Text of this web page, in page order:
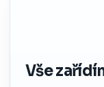
Vše